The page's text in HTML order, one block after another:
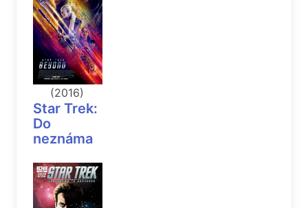
(2016)
Star Trek:
Do
neznáma